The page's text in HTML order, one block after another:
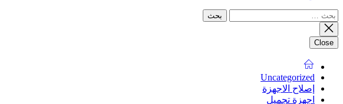
البحث
عن:
Close
Uncategorized
إصلاح الاجهزة
اجهزة تجميل